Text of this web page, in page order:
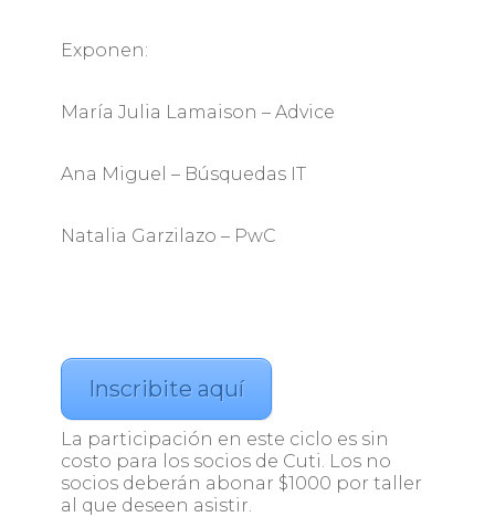
Exponen:
María Julia Lamaison – Advice
Ana Miguel – Búsquedas IT
Natalia Garzilazo – PwC
Inscribite aquí
La participación en este ciclo es sin
costo para los socios de Cuti. Los no
socios deberán abonar $1000 por taller
al que deseen asistir.